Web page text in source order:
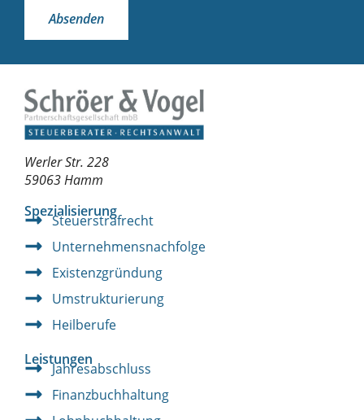
Absenden
Werler Str. 228
59063 Hamm
Spezialisierung
Steuerstrafrecht
Unternehmensnachfolge
Existenzgründung
Umstrukturierung
Heilberufe
Leistungen
Jahresabschluss
Finanzbuchhaltung